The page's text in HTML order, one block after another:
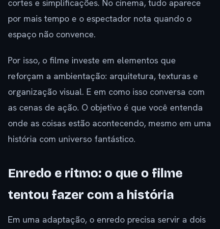
cortes e simplificações. No cinema, tudo aparece
por mais tempo e o espectador nota quando o
espaço não convence.
Por isso, o filme investe em elementos que
reforçam a ambientação: arquitetura, texturas e
organização visual. E em como isso conversa com
as cenas de ação. O objetivo é que você entenda
onde as coisas estão acontecendo, mesmo em uma
história com universo fantástico.
Enredo e ritmo: o que o filme
tentou fazer com a história
Em uma adaptação, o enredo precisa servir a dois